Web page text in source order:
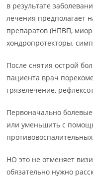
в результате
лечения предполагает
препаратов (НПВП,
хондропротекторы,
После снятия острой
пациента врач
грязелечение,
Первоначально
или уменьшить с
НО это не отменяет
обязательно нужно